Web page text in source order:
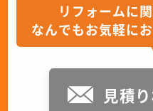
リフォームに
なんでもお気軽に
見積